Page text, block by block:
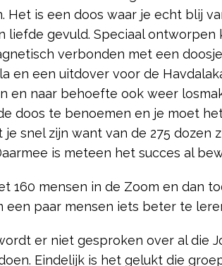
Het is een doos waar je echt blij
liefde gevuld. Speciaal ontworpen
verbonden met een
en een uitdover voor de
en naar behoefte ook weer
doos te benoemen en je moet
je snel zijn want van de 275 dozen
is meteen het succes al
160 mensen in de Zoom en dan
een paar mensen iets beter te
er niet gesproken over al die
Eindelijk is het gelukt die